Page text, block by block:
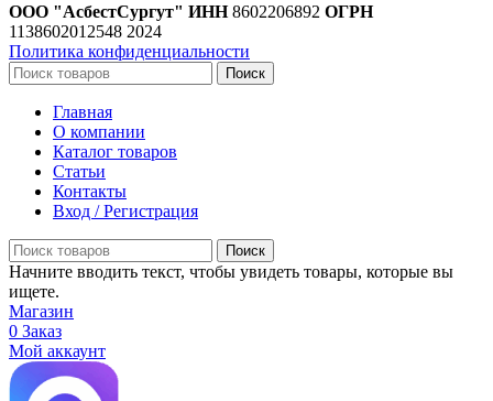
ООО "АсбестСургут" ИНН8602206892 ОГРН
1138602012548 2024
Политика конфиденциальности
Поиск
Главная
О компании
Каталог товаров
Статьи
Контакты
Вход / Регистрация
Поиск
Начните вводить текст, чтобы увидеть товары, которые вы
ищете.
Магазин
0 Заказ
Мой аккаунт